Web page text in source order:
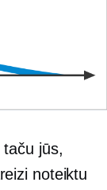
jūs,
noteiktu